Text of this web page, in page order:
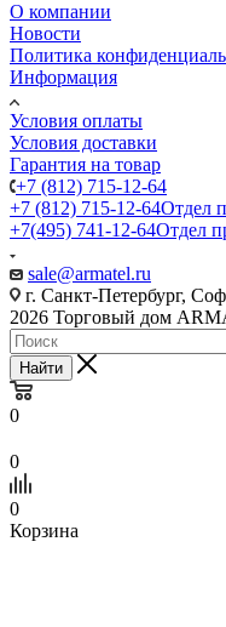
О компании
Новости
Политика
Информация
Условия оплаты
Условия доставки
Гарантия на товар
+7 (812) 715-12-64
+7 (812) 715-12-64Отдел
+7(495) 741-12-64Отдел
sale@armatel.ru
г. Санкт-Петербург,
2026 Торговый дом
Найти
0
0
0
Корзина